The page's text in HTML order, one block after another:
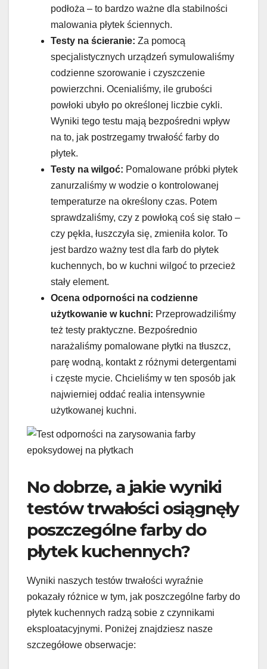
podłoża – to bardzo ważne dla stabilności
malowania płytek ściennych.
Testy na ścieranie: Za pomocą
specjalistycznych urządzeń symulowaliśmy
codzienne szorowanie i czyszczenie
powierzchni. Ocenialiśmy, ile grubości
powłoki ubyło po określonej liczbie cykli.
Wyniki tego testu mają bezpośredni wpływ
na to, jak postrzegamy trwałość farby do
płytek.
Testy na wilgoć: Pomalowane próbki płytek
zanurzaliśmy w wodzie o kontrolowanej
temperaturze na określony czas. Potem
sprawdzaliśmy, czy z powłoką coś się stało –
czy pękła, łuszczyła się, zmieniła kolor. To
jest bardzo ważny test dla farb do płytek
kuchennych, bo w kuchni wilgoć to przecież
stały element.
Ocena odporności na codzienne
użytkowanie w kuchni: Przeprowadziliśmy
też testy praktyczne. Bezpośrednio
narażaliśmy pomalowane płytki na tłuszcz,
parę wodną, kontakt z różnymi detergentami
i częste mycie. Chcieliśmy w ten sposób jak
najwierniej oddać realia intensywnie
użytkowanej kuchni.
No dobrze, a jakie wyniki
testów trwałości osiągnęły
poszczególne farby do
płytek kuchennych?
Wyniki naszych testów trwałości wyraźnie
pokazały różnice w tym, jak poszczególne farby do
płytek kuchennych radzą sobie z czynnikami
eksploatacyjnymi. Poniżej znajdziesz nasze
szczegółowe obserwacje: